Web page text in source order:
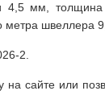
4,5 мм,
метра швеллера
2.
сайте или